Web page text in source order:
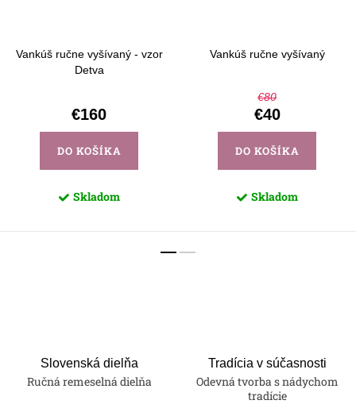
Vankúš ručne vyšívaný - vzor
Detva
€160
DO KOŠÍKA
Skladom
Vankúš ručne vyšívaný
€80
€40
DO KOŠÍKA
Skladom
Slovenská dielňa
Ručná remeselná dielňa
Tradícia v súčasnosti
Odevná tvorba s nádychom
tradície